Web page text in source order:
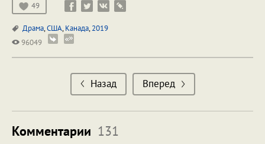
49
Драма,США,Канада,2019
96049
Назад Вперед
Комментарии 131